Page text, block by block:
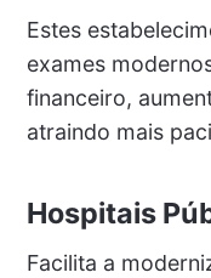
Estes
exames
financeiro,
atraindo mais
Hospitais
Facilita a